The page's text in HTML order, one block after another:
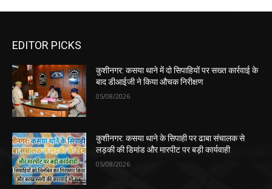
EDITOR PICKS
कुशीनगर: कसया थाने में दो सिपाहियों पर सख्त कार्रवाई के
बाद डीआईजी ने किया औचक निरीक्षण
05/08/2026
कुशीनगर: कसया थाने के सिपाही पर ढाबा संचालक से
लड़की की डिमांड और मारपीट पर बड़ी कार्यवाही
05/08/2026